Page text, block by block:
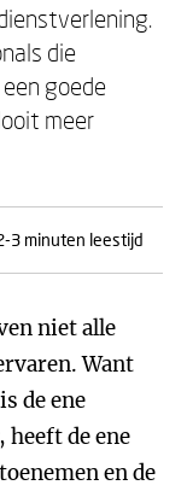
die
goede
meer
3 minuten leestijd
niet alle
Want
de ene
heeft de ene
en de